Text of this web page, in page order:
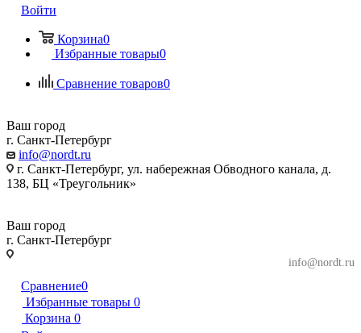
Войти
Корзина0
Избранные товары0
Сравнение товаров0
Ваш город
г. Санкт-Петербург
info@nordt.ru
г. Санкт-Петербург, ул. набережная Обводного канала, д.
138, БЦ «Треугольник»
Ваш город
г. Санкт-Петербург
info@nordt.ru
Сравнение0
Избранные товары 0
Корзина 0